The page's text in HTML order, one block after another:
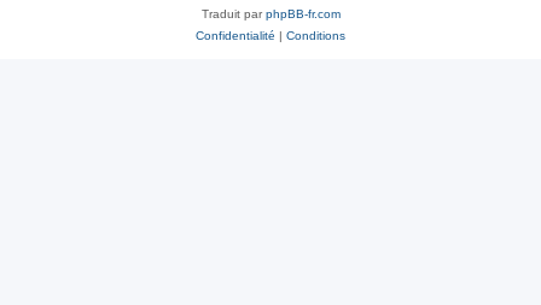
Traduit parphpBB-fr.com
Confidentialité | Conditions